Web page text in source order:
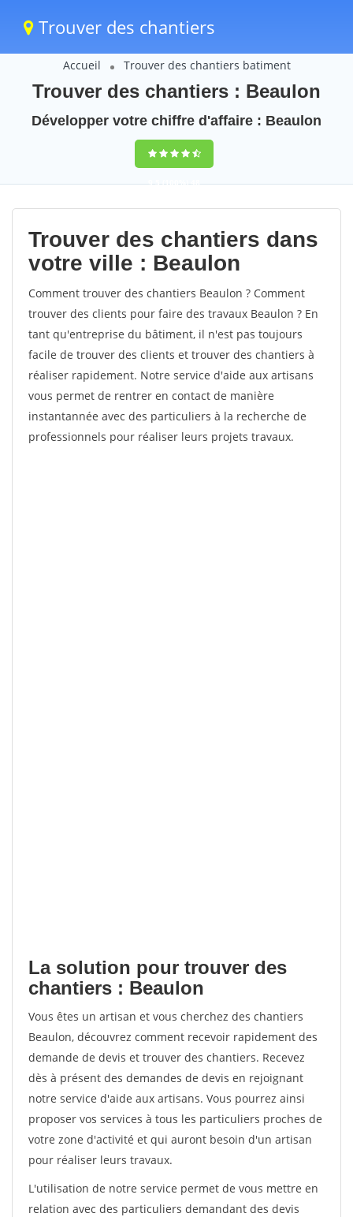
Trouver des chantiers
Accueil Trouver des chantiers batiment
Trouver des chantiers : Beaulon
Développer votre chiffre d'affaire : Beaulon
9,5(100%)48
votes
Trouver des chantiers dans
votre ville : Beaulon
Comment trouver des chantiers Beaulon ? Comment
trouver des clients pour faire des travaux Beaulon ? En
tant qu'entreprise du bâtiment, il n'est pas toujours
facile de trouver des clients et trouver des chantiers à
réaliser rapidement. Notre service d'aide aux artisans
vous permet de rentrer en contact de manière
instantannée avec des particuliers à la recherche de
professionnels pour réaliser leurs projets travaux.
La solution pour trouver des
chantiers : Beaulon
Vous êtes un artisan et vous cherchez des chantiers
Beaulon, découvrez comment recevoir rapidement des
demande de devis et trouver des chantiers. Recevez
dès à présent des demandes de devis en rejoignant
notre service d'aide aux artisans. Vous pourrez ainsi
proposer vos services à tous les particuliers proches de
votre zone d'activité et qui auront besoin d'un artisan
pour réaliser leurs travaux.
L'utilisation de notre service permet de vous mettre en
relation avec des particuliers demandant des devis